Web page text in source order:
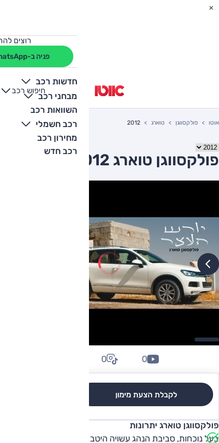
רוצים
פניה ב-WhatsApp
חדשות רכב
מבחני רכב
השוואות רכב
רכב חשמלי
מחירון רכב
רכב חדש
חיפוש רכב
+
-
אוטו פולקסווגן טוארג 2012
פולקסווגן טוארג 2012 יד שניה
לקבלת הצעת מימון
0
0
פולקסווגן טוארג יתרונות
בעל נוכחות, סביבת הנהג עשויה היטב ומאובזרת מאוד, מרחב